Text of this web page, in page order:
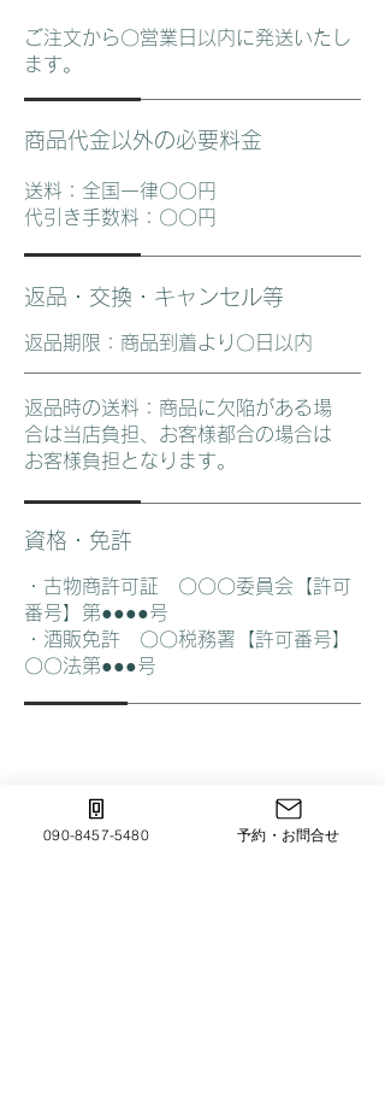
ご注文から〇営業日以内に発送いたし
ます。
商品代金以外の必要料金
送料：全国一律〇〇円
代引き手数料：〇〇円
返品・交換・キャンセル等
返品期限：商品到着より〇日以内
返品時の送料：商品に欠陥がある場
合は当店負担、お客様都合の場合は
お客様負担となります。
資格・免許
・古物商許可証 〇〇〇委員会【許可
番号】第●●●●号
・酒販免許 〇〇税務署【許可番号】
〇〇法第●●●号
090-8457-5480 予約・お問合せ